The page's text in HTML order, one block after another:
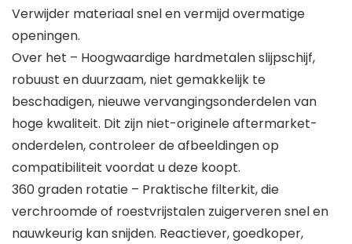
Verwijder materiaal snel en vermijd overmatige
openingen.
Over het – Hoogwaardige hardmetalen slijpschijf,
robuust en duurzaam, niet gemakkelijk te
beschadigen, nieuwe vervangingsonderdelen van
hoge kwaliteit. Dit zijn niet-originele aftermarket-
onderdelen, controleer de afbeeldingen op
compatibiliteit voordat u deze koopt.
360 graden rotatie – Praktische filterkit, die
verchroomde of roestvrijstalen zuigerveren snel en
nauwkeurig kan snijden. Reactiever, goedkoper,